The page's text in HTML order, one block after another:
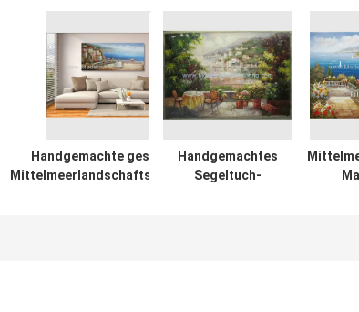
Handgemachte gestaltete
Mittelmeerlandschaftsmalereien
Handgemachtes
Segeltuch-